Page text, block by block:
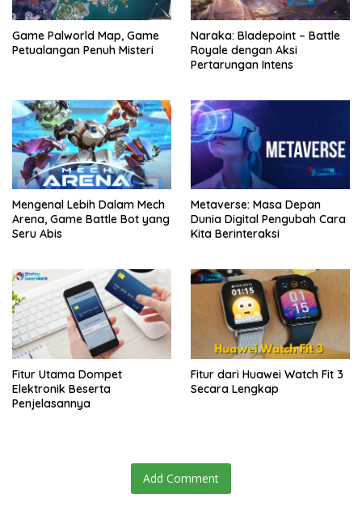
Game Palworld Map, Game
Petualangan Penuh Misteri
Naraka: Bladepoint – Battle
Royale dengan Aksi
Pertarungan Intens
Mengenal Lebih Dalam Mech
Arena, Game Battle Bot yang
Seru Abis
Metaverse: Masa Depan
Dunia Digital Pengubah Cara
Kita Berinteraksi
Fitur Utama Dompet
Elektronik Beserta
Penjelasannya
Fitur dari Huawei Watch Fit 3
Secara Lengkap
Add Comment